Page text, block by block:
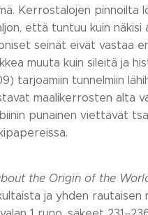
Kerrostalojen pinnoilta
että tuntuu kuin näkisi
seinät eivät vastaa
muuta kuin sileitä ja
tarjoamiin tunnelmiin
maalikerrosten alta
punainen viettävät
the Origin of the
ja yhden rautaisen